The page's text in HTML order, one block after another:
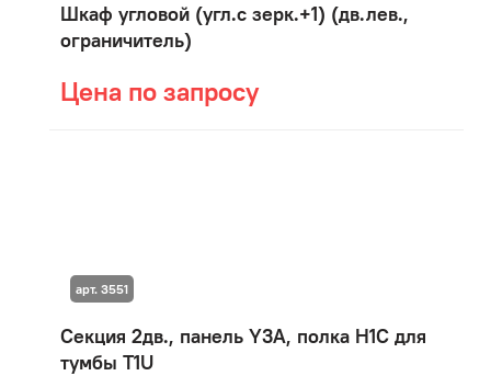
Шкаф угловой (угл.с зерк.+1) (дв.лев.,
ограничитель)
Цена по запросу
Секция 2дв., панель Y3A, полка H1C для
тумбы T1U
арт. 3551